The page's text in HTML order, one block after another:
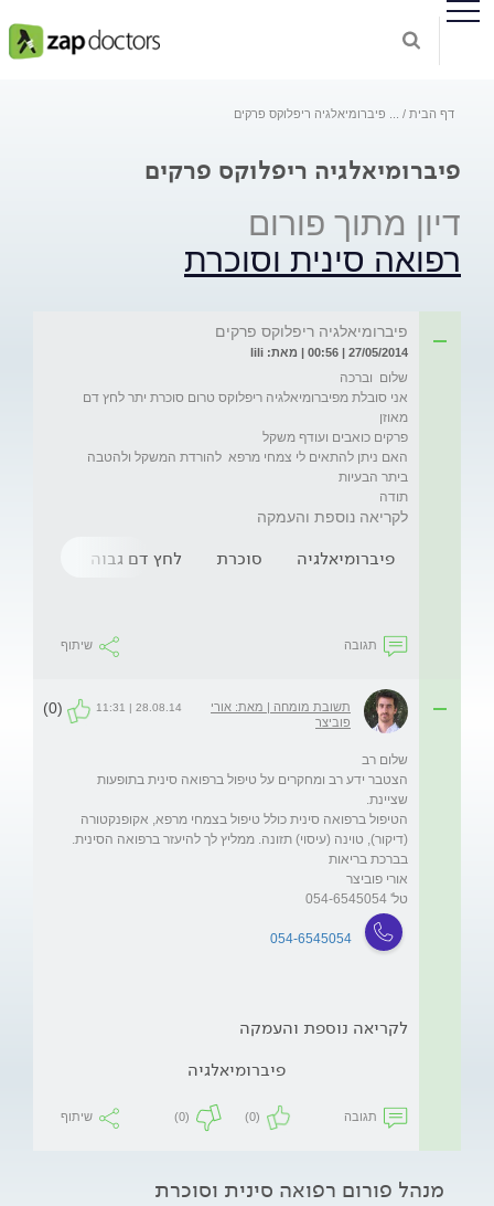
דף הבית פיברומיאלגיה ריפלוקס פרקים
פיברומיאלגיה ריפלוקס פרקים
דיון מתוך פורום
רפואה סינית וסוכרת
פיברומיאלגיה ריפלוקס פרקים
27/05/2014 | 00:56 | מאת: lili
אני סובלת מפיברומיאלגיה ריפלוקס טרום סוכרת יתר לחץ דם
האם ניתן להתאים לי צמחי מרפא  להורדת המשקל ולהטבה
תודה
לקריאה נוספת והעמקה
פיברומיאלגיה סוכרת לחץ דם גבוה
תגובה שיתוף
תשובת מומחה | מאת: אורי
פוביצר
28.08.14 | 11:31
(0)
הצטבר ידע רב ומחקרים על טיפול ברפואה סינית בתופעות
הטיפול ברפואה סינית כולל טיפול בצמחי מרפא, אקופנקטורה
טל' 054-6545054
054-6545054
לקריאה נוספת והעמקה
פיברומיאלגיה
תגובה (0)
(0) שיתוף
מנהל פורום רפואה סינית וסוכרת